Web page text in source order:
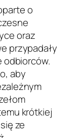
o
oraz
przypadały
odbiorców.
aby
krótkiej
ze